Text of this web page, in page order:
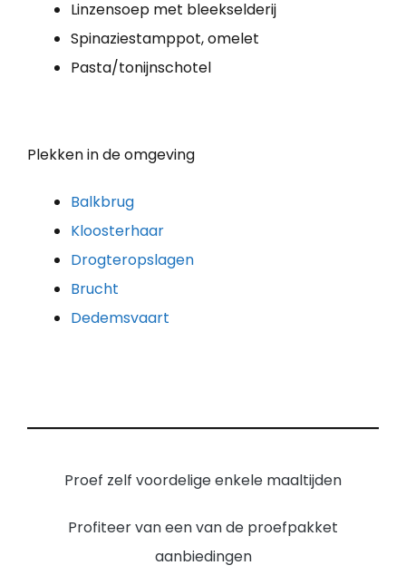
Linzensoep met bleekselderij
Spinaziestamppot, omelet
Pasta/tonijnschotel
Plekken in de omgeving
Balkbrug
Kloosterhaar
Drogteropslagen
Brucht
Dedemsvaart
Proef zelf voordelige enkele maaltijden
Profiteer van een van de proefpakket
aanbiedingen